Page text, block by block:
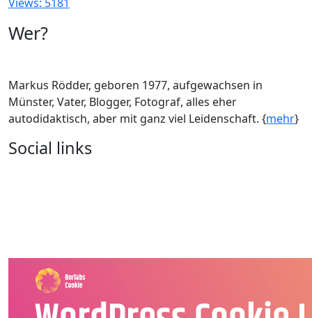
Wer?
Markus Rödder, geboren 1977, aufgewachsen in
Münster, Vater, Blogger, Fotograf, alles eher
autodidaktisch, aber mit ganz viel Leidenschaft. {mehr}
Social links